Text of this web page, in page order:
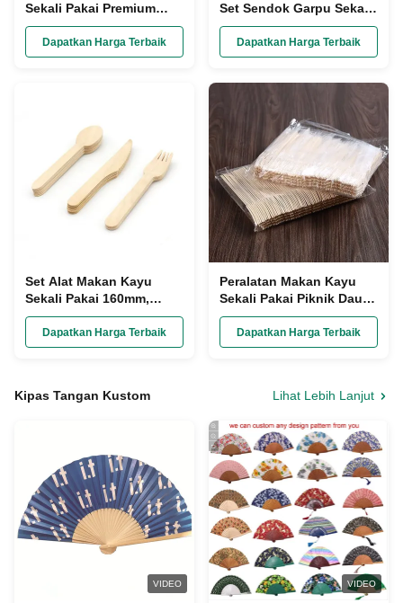
Sekali Pakai Premium
yang Dibungkus Kertas
Dengan Logo yang
Disesuaikan
Dapatkan Harga Terbaik
Set Sendok Garpu Sekali
Pakai Tugas Berat
Biodegradable
Dapatkan Harga Terbaik
Set Alat Makan Kayu
Sekali Pakai 160mm,
Peralatan Bambu Organik
yang Dibungkus Sendok
Garpu Pisau
Dapatkan Harga Terbaik
Peralatan Makan Kayu
Sekali Pakai Piknik Daur
Ulang yang Tidak
Dikelantang Set Bagasse
Biodegradable
Dapatkan Harga Terbaik
Kipas Tangan Kustom Lihat Lebih Lanjut
VIDEO VIDEO